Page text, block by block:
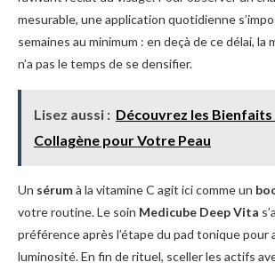
mesurable, une application quotidienne
semaines au minimum : en deçà de ce délai, la
n’a pas le temps de se densifier.
Lisez aussi : Découvrez les Bienfaits
Collagène pour Votre Peau
Un sérumà la vitamine C agit ici comme un
votre routine. Le soin Medicube Deep Vita
préférence après l’étape du pad tonique pour
luminosité. En fin de rituel, sceller les actifs